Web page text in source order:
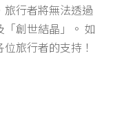
行者將無法透過
創世結晶」。 如
旅行者的支持！